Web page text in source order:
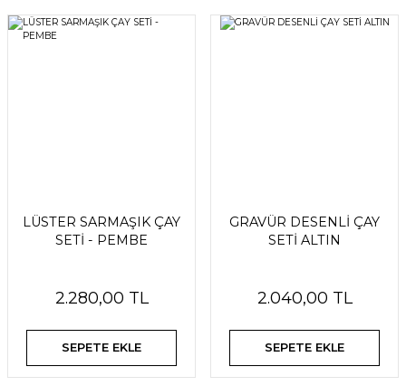
LÜSTER SARMAŞIK ÇAY
SETİ - PEMBE
2.280,00 TL
SEPETE EKLE
GRAVÜR DESENLİ ÇAY
SETİ ALTIN
2.040,00 TL
SEPETE EKLE